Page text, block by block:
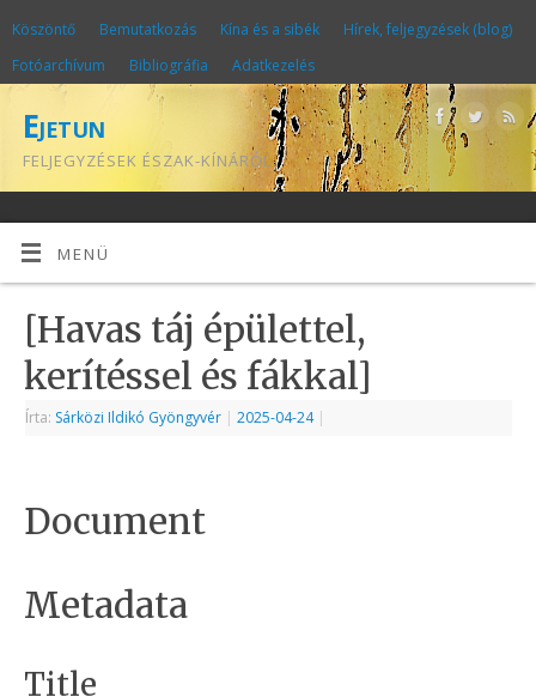
Köszöntő Bemutatkozás Kína és a sibék
Hírek, feljegyzések (blog)
Fotóarchívum
Bibliográfia Adatkezelés
Ejetun
FELJEGYZÉSEK ÉSZAK-KÍNÁRÓL
MENÜ
[Havas táj épülettel,
kerítéssel és fákkal]
Írta: Sárközi Ildikó Gyöngyvér | 2025-04-24 |
Document
Metadata
Title